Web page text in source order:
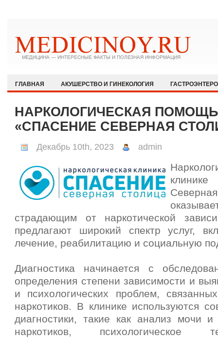
ГЛАВНАЯ АКУШЕРСТВО И ГИНЕКОЛОГИЯ
КАРДИОЛОГИЯ
МЕДИЦИНА И ОБЩЕСТВО
НЕВРОЛОГИЯ
РЕВМАТОЛОГИЯ И НЕФРОЛОГИЯ
ХИРУРГИЯ
ЭКСТРЕННАЯ МЕДИЦИНА ЭНДОКРИНОЛОГИЯ
НАРКОЛОГИЧЕСКАЯ
«СПАСЕНИЕ СЕВЕРНАЯ
Декабрь 10th, 2023 admin
страдающим от наркотической
предлагают широкий спектр услуг,
лечение, реабилитацию и социальную
Диагностика начинается с
определения степени зависимости и
и психологических проблем,
наркотиков. В клинике используются
диагностики, такие как анализ мочи
наркотиков, психологическое